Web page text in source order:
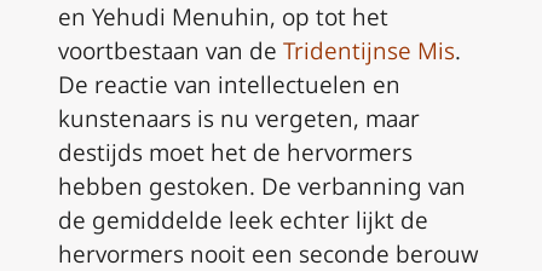
en Yehudi Menuhin, op tot het
voortbestaan van de Tridentijnse Mis.
De reactie van intellectuelen en
kunstenaars is nu vergeten, maar
destijds moet het de hervormers
hebben gestoken. De verbanning van
de gemiddelde leek echter lijkt de
hervormers nooit een seconde berouw